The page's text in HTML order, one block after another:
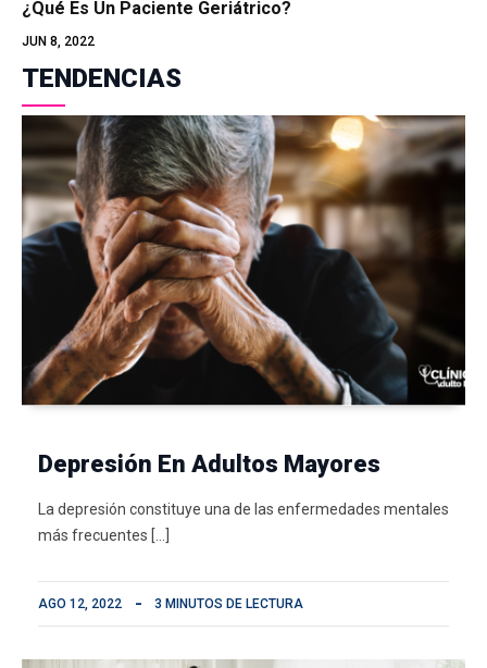
¿Qué Es Un Paciente Geriátrico?
JUN 8, 2022
TENDENCIAS
Depresión En Adultos Mayores
La depresión constituye una de las enfermedades mentales
más frecuentes […]
AGO 12, 2022 3 MINUTOS DE LECTURA